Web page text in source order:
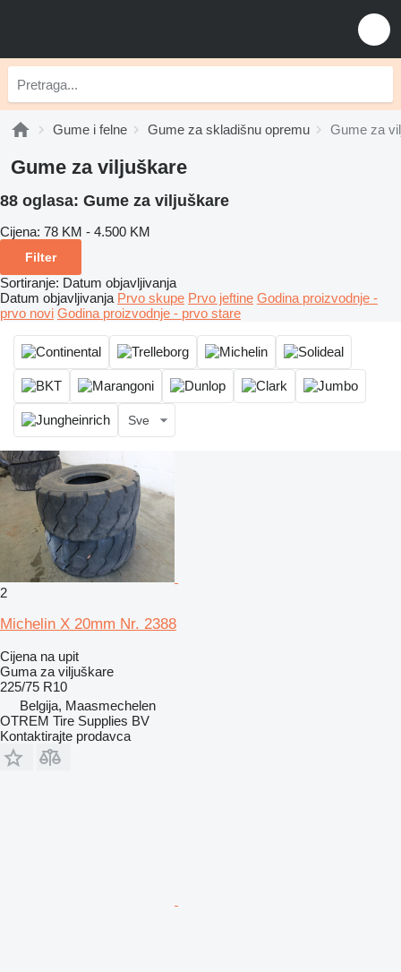
Gume i felne Gume za skladišnu opremu Gume za
Gume za viljuškare
88 oglasa: Gume za viljuškare
Cijena: 78 KM - 4.500 KM
Filter
Sortiranje: Datum objavljivanja
Datum objavljivanja Prvo skupe Prvo jeftine Godina proizvodnje -
prvo novi Godina proizvodnje - prvo stare
Sve
2
Michelin X 20mm Nr. 2388
Cijena na upit
Guma za viljuškare
225/75 R10
Belgija, Maasmechelen
OTREM Tire Supplies BV
Kontaktirajte prodavca